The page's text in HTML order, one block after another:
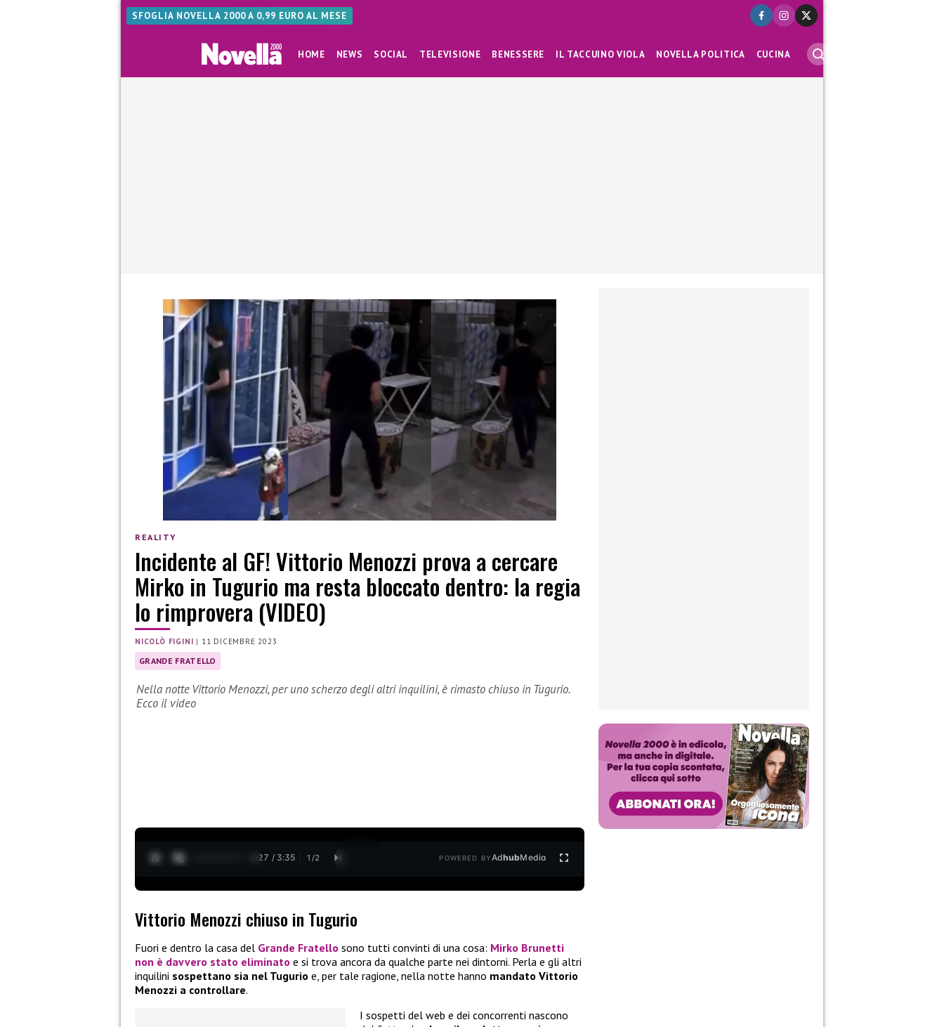
SFOGLIA NOVELLA 2000 A 0,99 EURO AL MESE
HOME NEWS SOCIAL TELEVISIONE BENESSERE IL TACCUINO VIOLA NOVELLA POLITICA CUCINA
REALITY
Incidente al GF! Vittorio Menozzi prova a cercare
Mirko in Tugurio ma resta bloccato dentro: la regia
lo rimprovera (VIDEO)
NICOLÒ FIGINI | 11 DICEMBRE 2023
GRANDE FRATELLO
Nella notte Vittorio Menozzi, per uno scherzo degli altri inquilini, è rimasto chiuso in Tugurio.
Ecco il video
0:28 / 3:35 1 /2 POWERED BYAdhubMedia
Vittorio Menozzi chiuso in Tugurio
Fuori e dentro la casa del Grande Fratello sono tutti convinti di una cosa: Mirko Brunetti
non è davvero stato eliminato e si trova ancora da qualche parte nei dintorni. Perla e gli altri
inquilini sospettano sia nel Tugurio e, per tale ragione, nella notte hanno mandato Vittorio
Menozzi a controllare.
I sospetti del web e dei concorrenti nascono